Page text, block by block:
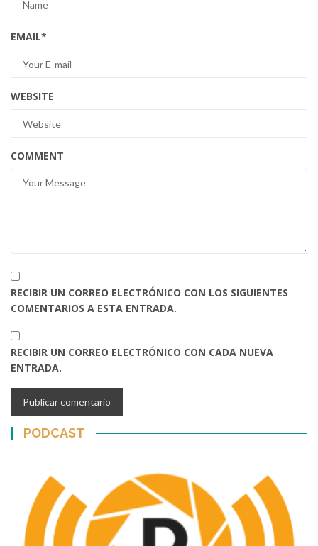
EMAIL*
WEBSITE
COMMENT
RECIBIR UN CORREO ELECTRÓNICO CON LOS SIGUIENTES
COMENTARIOS A ESTA ENTRADA.
RECIBIR UN CORREO ELECTRÓNICO CON CADA NUEVA
ENTRADA.
PODCAST